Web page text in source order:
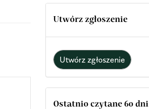
Utwórz zgłoszenie
Utwórz zgłoszenie
Ostatnio czytane 60 dni